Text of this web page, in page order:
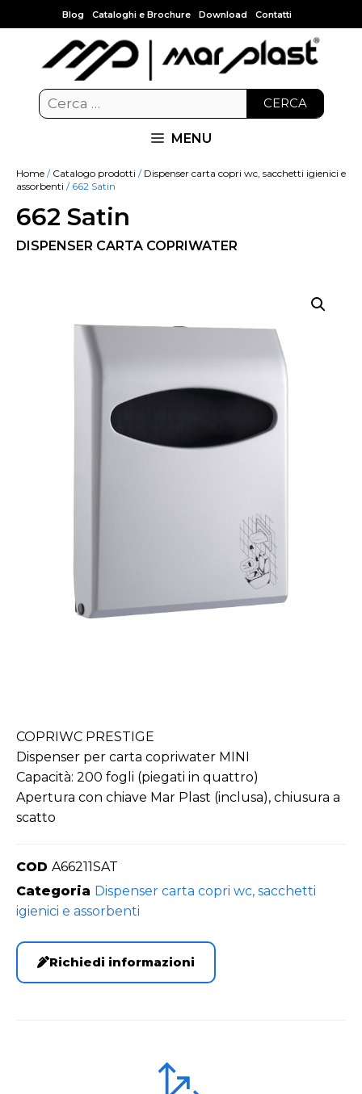
Blog Cataloghi e Brochure Download Contatti
CERCA
MENU
Home / Catalogo prodotti / Dispenser carta copri wc, sacchetti igienici e
assorbenti / 662 Satin
662 Satin
DISPENSER CARTA COPRIWATER
COPRIWC PRESTIGE
Dispenser per carta copriwater MINI
Capacità: 200 fogli (piegati in quattro)
Apertura con chiave Mar Plast (inclusa), chiusura a
scatto
COD A66211SAT
Categoria Dispenser carta copri wc, sacchetti
igienici e assorbenti
Richiedi informazioni